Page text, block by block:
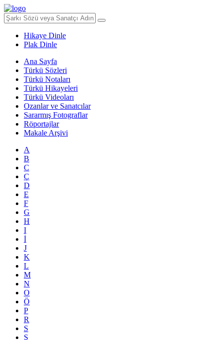
Hikaye Dinle
Plak Dinle
Ana Sayfa
Türkü Sözleri
Türkü Notaları
Türkü Hikayeleri
Türkü Videoları
Ozanlar ve Sanatcılar
Sararmış Fotograflar
Röportajlar
Makale Arşivi
A
B
C
Ç
D
E
F
G
H
I
İ
J
K
L
M
N
O
Ö
P
R
S
Ş